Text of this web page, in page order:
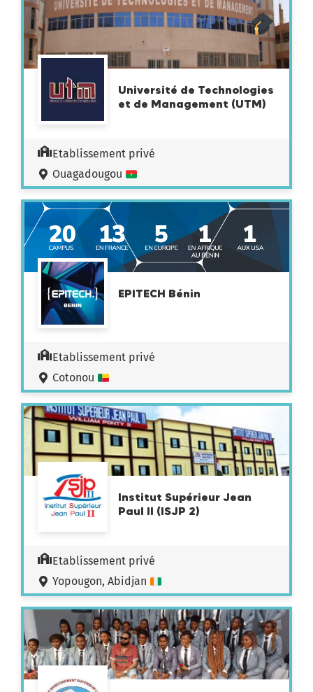
Université de Technologies
et de Management (UTM)
Etablissement privé
Ouagadougou
EPITECH Bénin
Etablissement privé
Cotonou
Institut Supérieur Jean
Paul II (ISJP 2)
Etablissement privé
Yopougon, Abidjan